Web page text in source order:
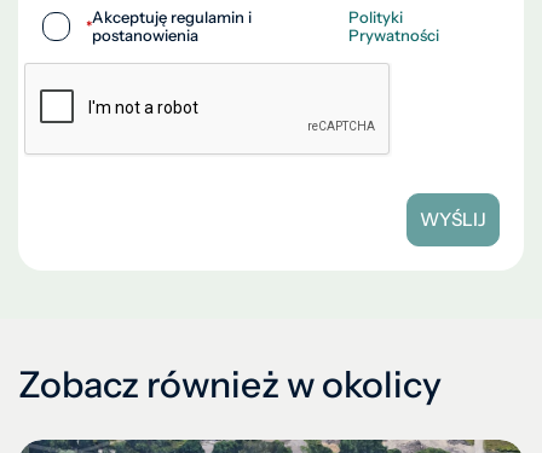
*Akceptuję regulamin i
postanowienia
Polityki
Prywatności
WYŚLIJ
Zobacz również w okolicy